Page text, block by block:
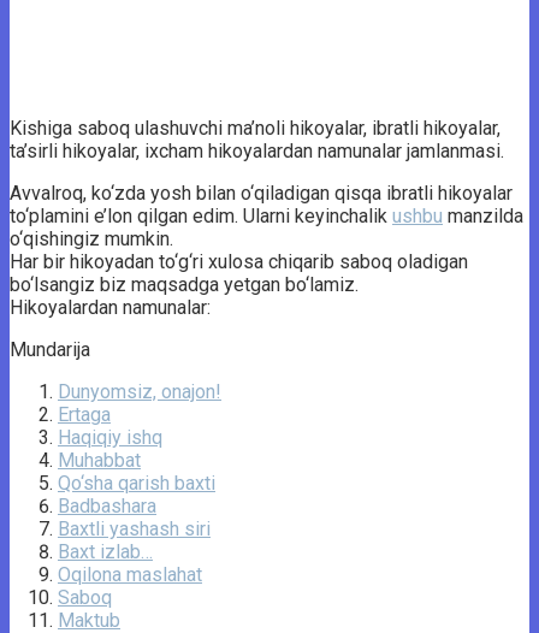
Kishiga saboq ulashuvchi ma’noli hikoyalar, ibratli hikoyalar,
ta’sirli hikoyalar, ixcham hikoyalardan namunalar jamlanmasi.
Avvalroq, ko‘zda yosh bilan o‘qiladigan qisqa ibratli hikoyalar
to‘plamini e’lon qilgan edim. Ularni keyinchalik ushbu manzilda
o‘qishingiz mumkin.
Har bir hikoyadan to‘g‘ri xulosa chiqarib saboq oladigan
bo‘lsangiz biz maqsadga yetgan bo‘lamiz.
Hikoyalardan namunalar:
Mundarija
Dunyomsiz, onajon!
Ertaga
Haqiqiy ishq
Muhabbat
Qo‘sha qarish baxti
Badbashara
Baxtli yashash siri
Baxt izlab…
Oqilona maslahat
Saboq
Maktub